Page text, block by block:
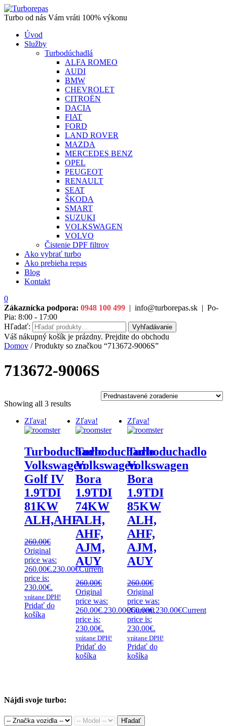
Turbo od nás Vám vráti 100% výkonu
Úvod
Služby
Turbodúchadlá
ALFA ROMEO
AUDI
BMW
CHEVROLET
CITROËN
DACIA
FIAT
FORD
LAND ROVER
MAZDA
MERCEDES BENZ
OPEL
PEUGEOT
RENAULT
SEAT
ŠKODA
SMART
SUZUKI
VOLKSWAGEN
VOLVO
Čistenie DPF filtrov
Ako vybrať turbo
Ako prebieha repas
Blog
Kontakt
0
Zákaznícka podpora: 0948 100 499 | info@turborepas.sk | Po-
Pia: 8:00 - 17:00
Hľadať:
Vyhľadávanie
Váš nákupný košík je prázdny. Prejdite do obchodu
Domov / Produkty so značkou “713672-9006S”
713672-9006S
Showing all 3 results
Zľava!
Turboduchadlo
Volkswagen
Golf IV
1.9TDI
81KW
ALH,AHF
260.00€
Original
price was:
260.00€.230.00€Current
price is:
230.00€.
vrátane DPH!
Pridať do
košíka
Zľava!
Turboduchadlo
Volkswagen
Bora
1.9TDI
74KW
ALH,
AHF,
AJM,
AUY
260.00€
Original
price was:
260.00€.230.00€Current
price is:
230.00€.
vrátane DPH!
Pridať do
košíka
Zľava!
Turboduchadlo
Volkswagen
Bora
1.9TDI
85KW
ALH,
AHF,
AJM,
AUY
260.00€
Original
price was:
260.00€.230.00€Current
price is:
230.00€.
vrátane DPH!
Pridať do
košíka
Nájdi svoje turbo:
Hľadať